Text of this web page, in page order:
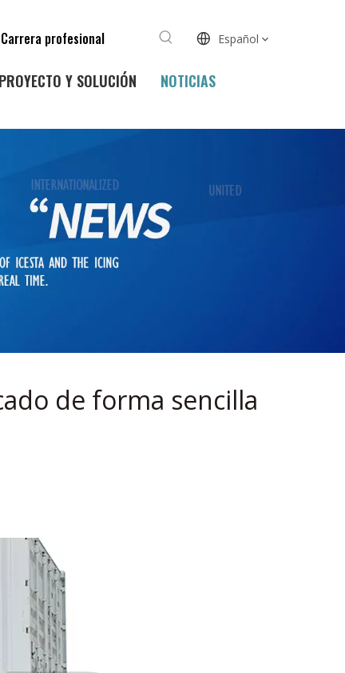
Carrera profesional Español
PROYECTO Y SOLUCIÓN
NOTICIAS
de forma sencilla